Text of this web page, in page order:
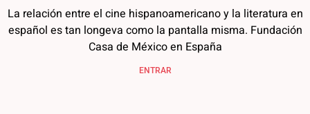
La relación entre el cine hispanoamericano y la literatura en
español es tan longeva como la pantalla misma. Fundación
Casa de México en España
ENTRAR